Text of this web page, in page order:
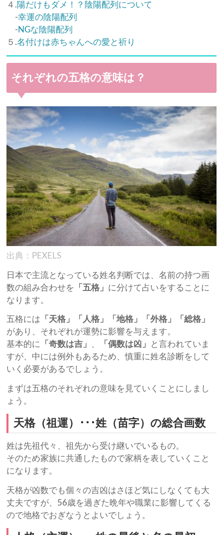
４.陽だけもダメ！？陰陽配列について
-幸運の陰陽配列
-NGな陰陽配列
５.名付けは赤ちゃんへの愛と祈り
それぞれの五格の意味は？
出典：PEXELS
日本で主流となっている姓名判断では、名前の持つ画
数の組み合わせを 「五格」 に分けて占いをすることに
なります。
五格には 「天格」 「人格」 「地格」 「外格」
「総格」
があり、それぞれが運勢に影響を与えます。
基本的に
「奇数は吉」 「偶数は凶」
と言われていま
すが、中には例外もあるため、慎重に姓名診断をして
いく必要があるでしょう。
まずは五格のそれぞれの意味を見ていくことにしまし
ょう。
天格（祖運）･･･姓（苗字）の総合画数
姓は先祖代々、祖先から受け継いでいるもの。
そのため家族に共通したもので家柄を表していくこと
になります。
天格が凶数でも個々の吉凶はさほど気にしなくても大
丈夫ですが、56歳を過ぎた晩年や職業に影響してくる
ので地格でおぎなうとよいでしょう。